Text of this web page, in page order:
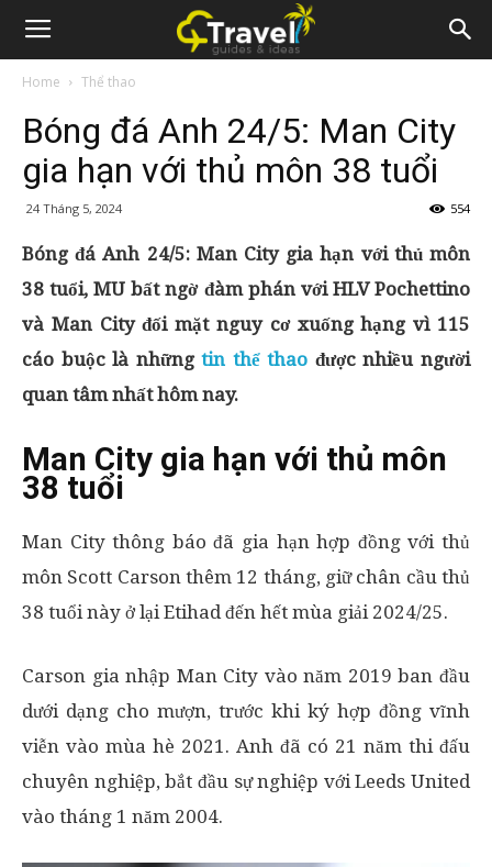
Home Thể thao
Bóng đá Anh 24/5: Man City
gia hạn với thủ môn 38 tuổi
24 Tháng 5, 2024 554
Bóng đá Anh 24/5: Man City gia hạn với thủ môn
38 tuổi, MU bất ngờ đàm phán với HLV Pochettino
và Man City đối mặt nguy cơ xuống hạng vì 115
cáo buộc là nhữngtin thể thao được nhiều người
quan tâm nhất hôm nay.
Man City gia hạn với thủ môn
38 tuổi
Man City thông báo đã gia hạn hợp đồng với thủ
môn Scott Carson thêm 12 tháng, giữ chân cầu thủ
38 tuổi này ở lại Etihad đến hết mùa giải 2024/25.
Carson gia nhập Man City vào năm 2019 ban đầu
dưới dạng cho mượn, trước khi ký hợp đồng vĩnh
viễn vào mùa hè 2021. Anh đã có 21 năm thi đấu
chuyên nghiệp, bắt đầu sự nghiệp với Leeds United
vào tháng 1 năm 2004.